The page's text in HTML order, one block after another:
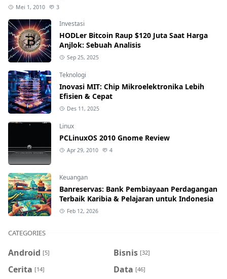
Mei 1, 2010 3
Investasi
HODLer Bitcoin Raup $120 Juta Saat Harga
Anjlok: Sebuah Analisis
Sep 25, 2025
Teknologi
Inovasi MIT: Chip Mikroelektronika Lebih
Efisien & Cepat
Des 11, 2025
Linux
PCLinuxOS 2010 Gnome Review
Apr 29, 2010 4
Keuangan
Banreservas: Bank Pembiayaan Perdagangan
Terbaik Karibia & Pelajaran untuk Indonesia
Feb 12, 2026
CATEGORIES
Android [5] Bisnis [32]
Cerita [14] Data [46]